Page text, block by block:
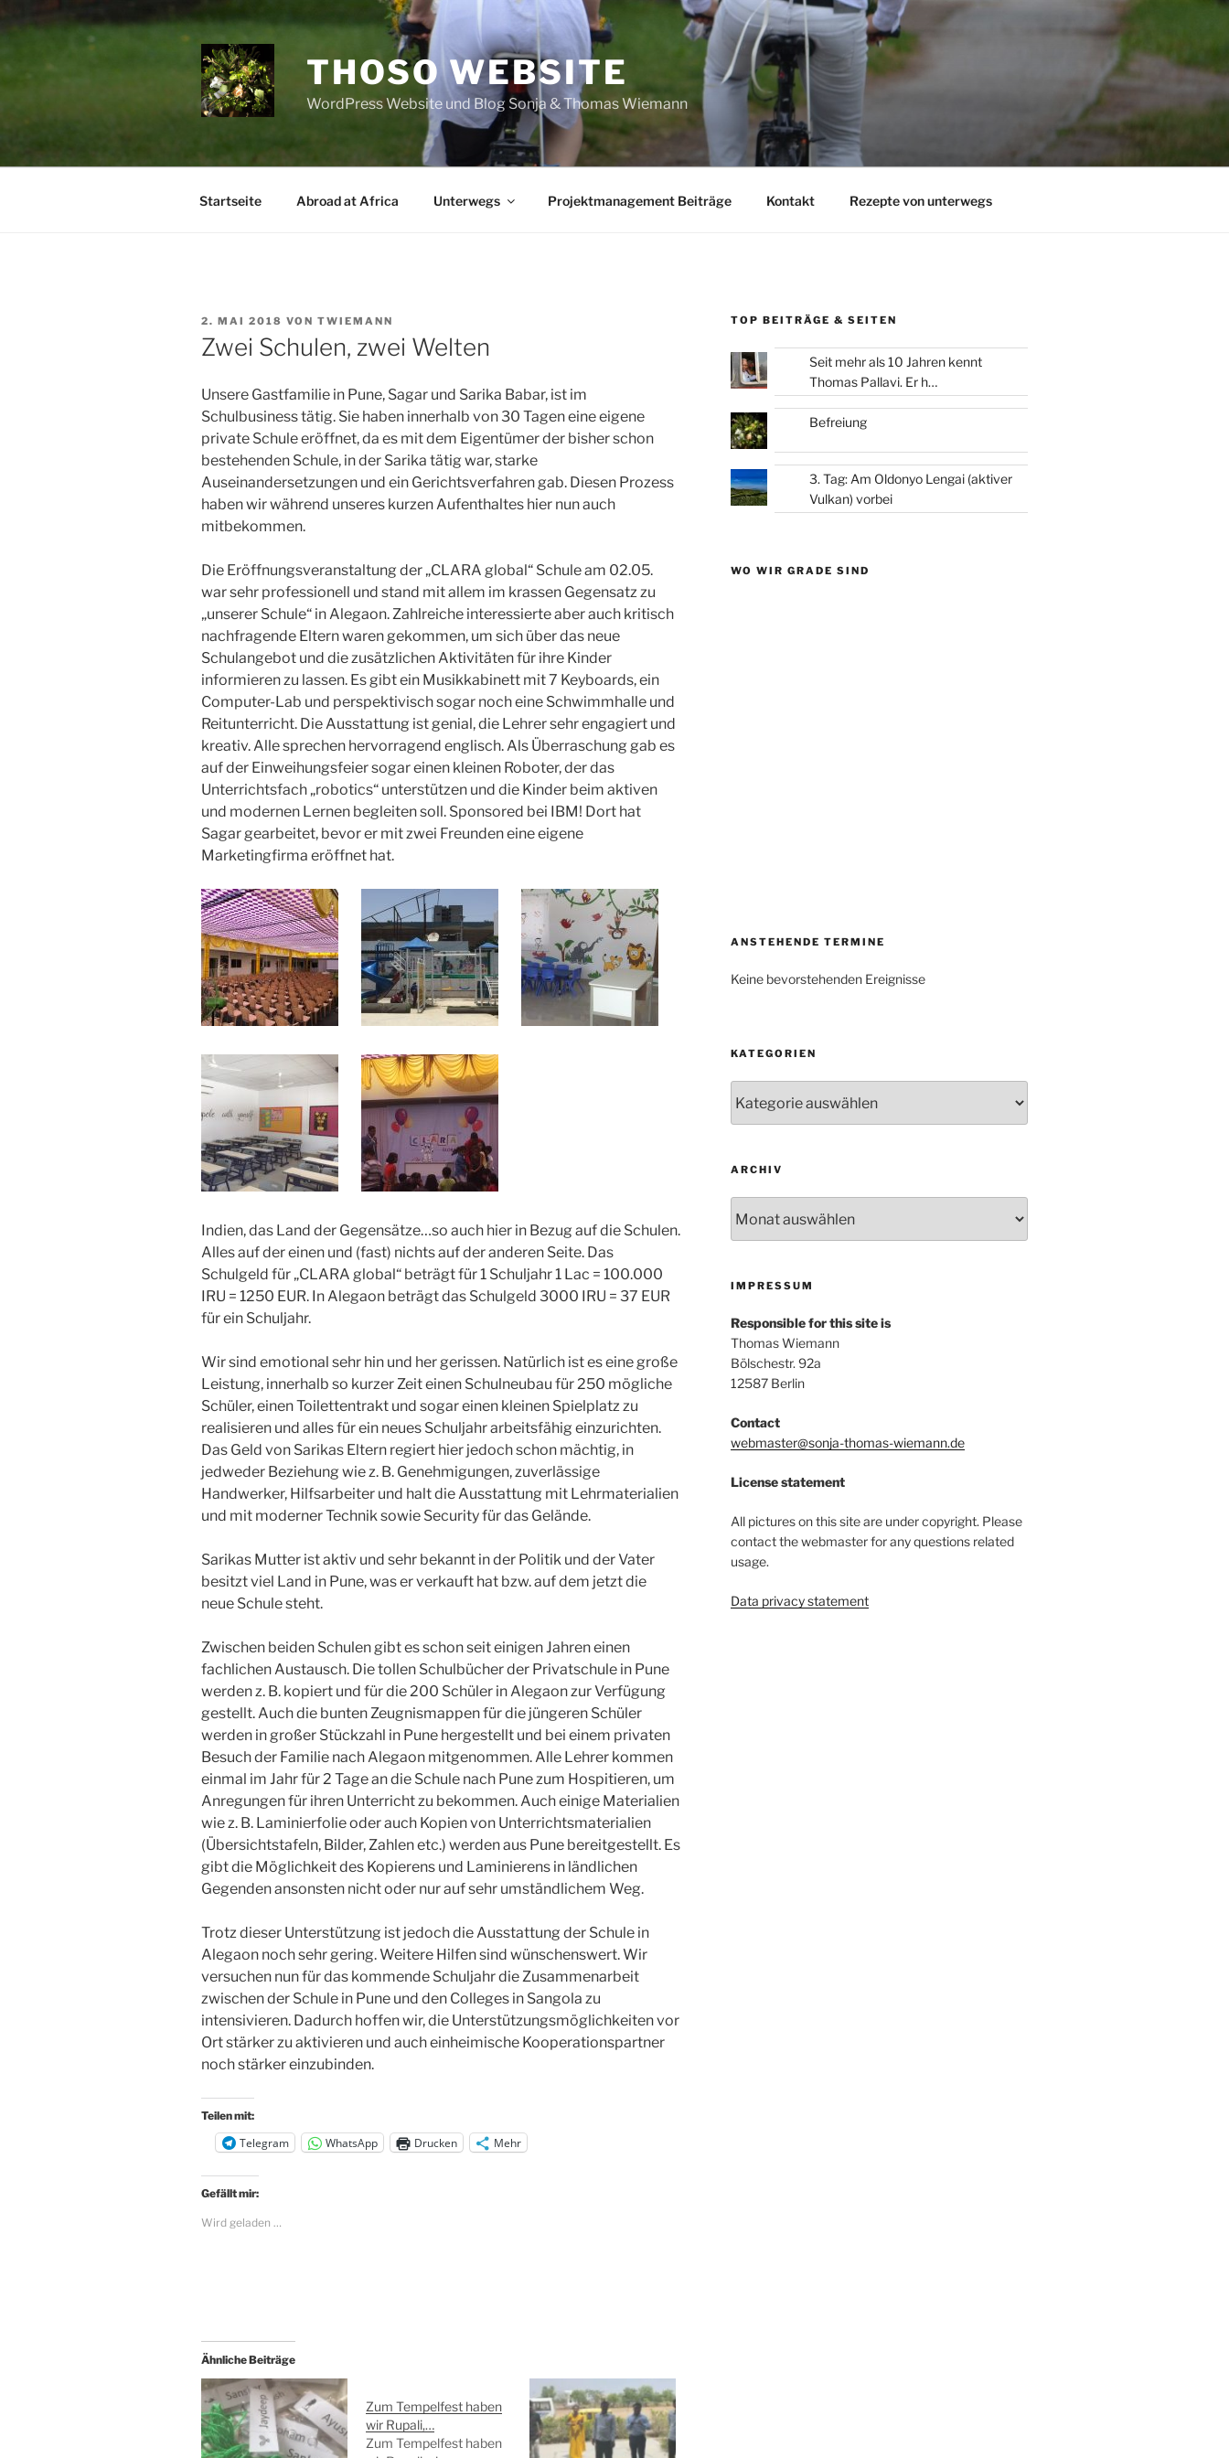
Inhalt
THOSO WEBSITE
WordPress Website und Blog Sonja & Thomas Wiemann
Startseite Abroad at Africa Unterwegs Projektmanagement Beiträge Kontakt Rezepte von unterwegs
VERÖFFENTLICHT
AM
2. MAI 2018 VON TWIEMANN
Zwei Schulen, zwei Welten
Unsere Gastfamilie in Pune, Sagar und Sarika Babar, ist im
Schulbusiness tätig. Sie haben innerhalb von 30 Tagen eine eigene
private Schule eröffnet, da es mit dem Eigentümer der bisher schon
bestehenden Schule, in der Sarika tätig war, starke
Auseinandersetzungen und ein Gerichtsverfahren gab. Diesen Prozess
haben wir während unseres kurzen Aufenthaltes hier nun auch
mitbekommen.
Die Eröffnungsveranstaltung der „CLARA global“ Schule am 02.05.
war sehr professionell und stand mit allem im krassen Gegensatz zu
„unserer Schule“ in Alegaon. Zahlreiche interessierte aber auch kritisch
nachfragende Eltern waren gekommen, um sich über das neue
Schulangebot und die zusätzlichen Aktivitäten für ihre Kinder
informieren zu lassen. Es gibt ein Musikkabinett mit 7 Keyboards, ein
Computer-Lab und perspektivisch sogar noch eine Schwimmhalle und
Reitunterricht. Die Ausstattung ist genial, die Lehrer sehr engagiert und
kreativ. Alle sprechen hervorragend englisch. Als Überraschung gab es
auf der Einweihungsfeier sogar einen kleinen Roboter, der das
Unterrichtsfach „robotics“ unterstützen und die Kinder beim aktiven
und modernen Lernen begleiten soll. Sponsored bei IBM! Dort hat
Sagar gearbeitet, bevor er mit zwei Freunden eine eigene
Marketingfirma eröffnet hat.
Indien, das Land der Gegensätze…so auch hier in Bezug auf die Schulen.
Alles auf der einen und (fast) nichts auf der anderen Seite. Das
Schulgeld für „CLARA global“ beträgt für 1 Schuljahr 1 Lac = 100.000
IRU = 1250 EUR. In Alegaon beträgt das Schulgeld 3000 IRU = 37 EUR
für ein Schuljahr.
Wir sind emotional sehr hin und her gerissen. Natürlich ist es eine große
Leistung, innerhalb so kurzer Zeit einen Schulneubau für 250 mögliche
Schüler, einen Toilettentrakt und sogar einen kleinen Spielplatz zu
realisieren und alles für ein neues Schuljahr arbeitsfähig einzurichten.
Das Geld von Sarikas Eltern regiert hier jedoch schon mächtig, in
jedweder Beziehung wie z. B. Genehmigungen, zuverlässige
Handwerker, Hilfsarbeiter und halt die Ausstattung mit Lehrmaterialien
und mit moderner Technik sowie Security für das Gelände.
Sarikas Mutter ist aktiv und sehr bekannt in der Politik und der Vater
besitzt viel Land in Pune, was er verkauft hat bzw. auf dem jetzt die
neue Schule steht.
Zwischen beiden Schulen gibt es schon seit einigen Jahren einen
fachlichen Austausch. Die tollen Schulbücher der Privatschule in Pune
werden z. B. kopiert und für die 200 Schüler in Alegaon zur Verfügung
gestellt. Auch die bunten Zeugnismappen für die jüngeren Schüler
werden in großer Stückzahl in Pune hergestellt und bei einem privaten
Besuch der Familie nach Alegaon mitgenommen. Alle Lehrer kommen
einmal im Jahr für 2 Tage an die Schule nach Pune zum Hospitieren, um
Anregungen für ihren Unterricht zu bekommen. Auch einige Materialien
wie z. B. Laminierfolie oder auch Kopien von Unterrichtsmaterialien
(Übersichtstafeln, Bilder, Zahlen etc.) werden aus Pune bereitgestellt. Es
gibt die Möglichkeit des Kopierens und Laminierens in ländlichen
Gegenden ansonsten nicht oder nur auf sehr umständlichem Weg.
Trotz dieser Unterstützung ist jedoch die Ausstattung der Schule in
Alegaon noch sehr gering. Weitere Hilfen sind wünschenswert. Wir
versuchen nun für das kommende Schuljahr die Zusammenarbeit
zwischen der Schule in Pune und den Colleges in Sangola zu
intensivieren. Dadurch hoffen wir, die Unterstützungsmöglichkeiten vor
Ort stärker zu aktivieren und auch einheimische Kooperationspartner
noch stärker einzubinden.
Teilen mit:
Telegram WhatsApp Drucken Mehr
Gefällt mir:
Wird geladen …
Ähnliche Beiträge
Zum Tempelfest haben
wir Rupali,…
Zum Tempelfest haben
TOP BEITRÄGE & SEITEN
Seit mehr als 10 Jahren kennt
Thomas Pallavi. Er h…
Befreiung
3. Tag: Am Oldonyo Lengai (aktiver
Vulkan) vorbei
WO WIR GRADE SIND
ANSTEHENDE TERMINE
Keine bevorstehenden Ereignisse
KATEGORIEN
ARCHIV
IMPRESSUM
Responsible for this site is
Thomas Wiemann
Bölschestr. 92a
12587 Berlin
Contact
webmaster@sonja-thomas-wiemann.de
License statement
All pictures on this site are under copyright. Please
contact the webmaster for any questions related
usage.
Data privacy statement